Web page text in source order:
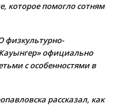
которое помогло сотням
физкультурно-
официально
с особенностями в
рассказал, как